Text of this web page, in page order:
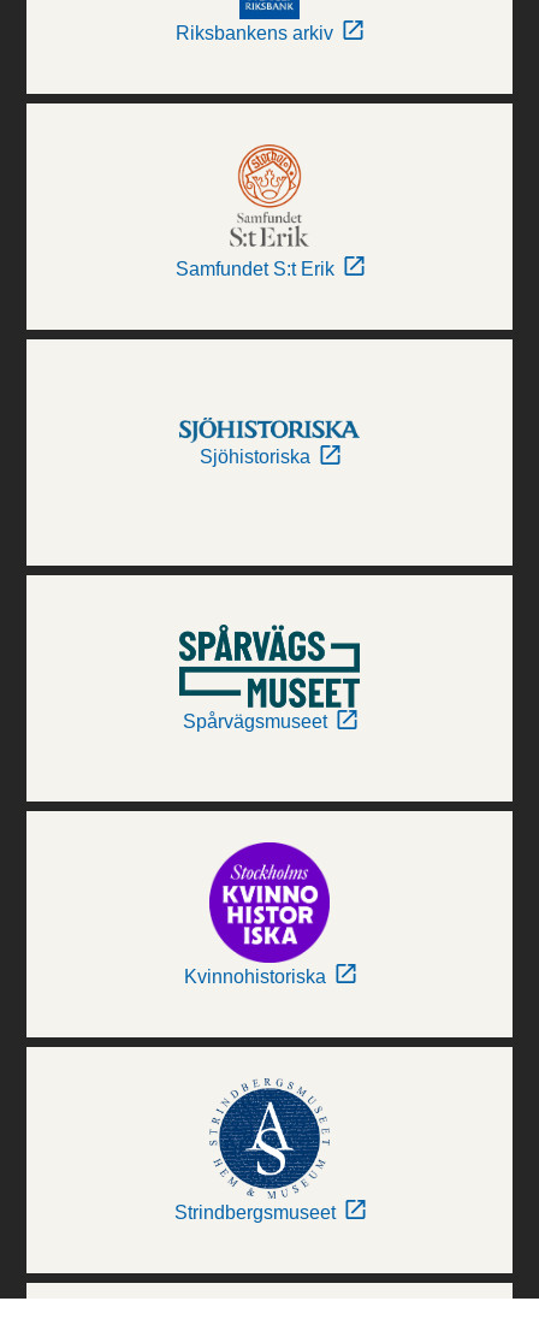
Riksbankens arkiv
Samfundet S:t Erik
Sjöhistoriska
Spårvägsmuseet
Kvinnohistoriska
Strindbergsmuseet